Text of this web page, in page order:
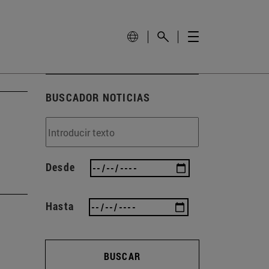
BUSCADOR NOTICIAS
Desde
Hasta
BUSCAR